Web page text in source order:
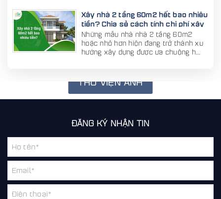
Xây nhà 2 tầng 60m2 hết bao nhiêu
tiền? Chia sẻ cách tính chi phí xây
nhà 2 tầng 60m2
Những mẫu nhà nhà 2 tầng 60m2
hoặc nhỏ hơn hiện đang trở thành xu
hướng xây dựng được ưa chuộng h...
THƯ VIỆN ẢNH
ĐĂNG KÝ NHẬN TIN